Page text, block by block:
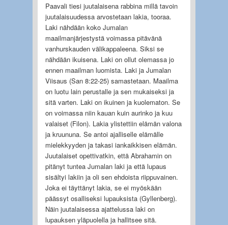
Paavali tiesi juutalaisena rabbina millä tavoin
juutalaisuudessa arvostetaan lakia, tooraa.
Laki nähdään koko Jumalan
maailmanjärjestystä voimassa pitävänä
vanhurskauden välikappaleena. Siksi se
nähdään ikuisena. Laki on ollut olemassa jo
ennen maailman luomista. Laki ja Jumalan
Viisaus (San 8:22-25) samastetaan. Maailma
on luotu lain perustalle ja sen mukaiseksi ja
sitä varten. Laki on ikuinen ja kuolematon. Se
on voimassa niin kauan kuin aurinko ja kuu
valaiset (Filon). Lakia ylistettiin elämän valona
ja kruununa. Se antoi ajalliselle elämälle
mielekkyyden ja takasi iankaikkisen elämän.
Juutalaiset opettivatkin, että Abrahamin on
pitänyt tuntea Jumalan laki ja että lupaus
sisältyi lakiin ja oli sen ehdoista riippuvainen.
Joka ei täyttänyt lakia, se ei myöskään
päässyt osalliseksi lupauksista (Gyllenberg).
Näin juutalaisessa ajattelussa laki on
lupauksen yläpuolella ja hallitsee sitä.